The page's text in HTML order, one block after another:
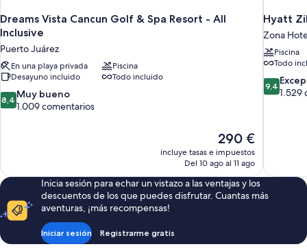
Dreams Vista Cancun Golf & Spa Resort - All
Inclusive
Puerto Juárez
En una playa privada
Piscina
Desayuno incluido
Todo incluido
8.4
sobre
8,4 Muy bueno
1.009 comentarios
El
precio
actual
de
290 €
290 €
incluye tasas e impuestos
Del 10 ago al 11 ago
Zona
Piscina
Todo
9.4
sobre
9,4
1.529
Inicia sesión para echar un vistazo a las ventajas y los
descuentos de los que puedes disfrutar. Cuantas más
aventuras, ¡más recompensas!
Iniciar sesión Registrarme gratis